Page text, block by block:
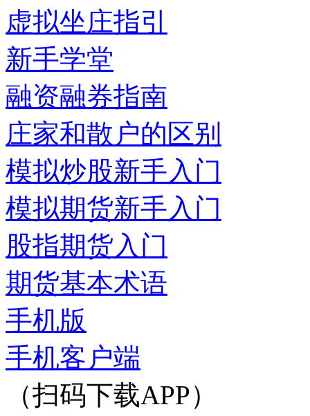
虚拟坐庄指引
新手学堂
融资融券指南
庄家和散户的区别
模拟炒股新手入门
模拟期货新手入门
股指期货入门
期货基本术语
手机版
手机客户端
（扫码下载APP）